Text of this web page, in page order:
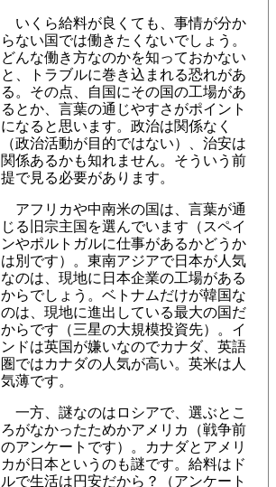
いくら給料が良くても、事情が分か
らない国では働きたくないでしょう。
どんな働き方なのかを知っておかない
と、トラブルに巻き込まれる恐れがあ
る。その点、自国にその国の工場があ
るとか、言葉の通じやすさがポイント
になると思います。政治は関係なく
（政治活動が目的ではない）、治安は
関係あるかも知れません。そういう前
提で見る必要があります。
アフリカや中南米の国は、言葉が通
じる旧宗主国を選んでいます（スペイ
ンやポルトガルに仕事があるかどうか
は別です）。東南アジアで日本が人気
なのは、現地に日本企業の工場がある
からでしょう。ベトナムだけが韓国な
のは、現地に進出している最大の国だ
からです（三星の大規模投資先）。イ
ンドは英国が嫌いなのでカナダ、英語
圏ではカナダの人気が高い。英米は人
気薄です。
一方、謎なのはロシアで、選ぶとこ
ろがなかったためかアメリカ（戦争前
のアンケートです）。カナダとアメリ
カが日本というのも謎です。給料はド
ルで生活は円安だから？（アンケート